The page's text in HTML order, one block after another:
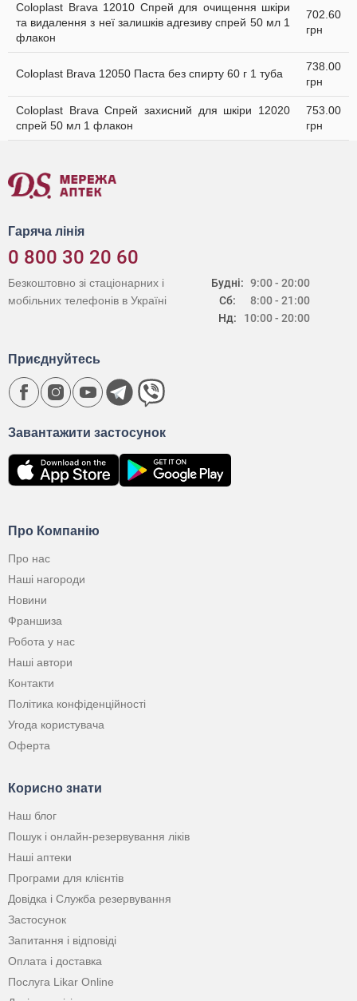
Coloplast Brava 12010 Cпрей для очищення шкіри
та видалення з неї залишків адгезиву спрей 50 мл 1
флакон
702.60
грн
Coloplast Brava 12050 Паста без спирту 60 г 1 туба
738.00
грн
Coloplast Brava Спрей захисний для шкіри 12020
спрей 50 мл 1 флакон
753.00
грн
Гаряча лінія
0 800 30 20 60
Будні:
Сб:
Нд:
9:00 - 20:00
8:00 - 21:00
10:00 - 20:00
Безкоштовно зі стаціонарних і
мобільних телефонів в Україні
Про Компанію
Про нас
Наші нагороди
Новини
Франшиза
Робота у нас
Наші автори
Контакти
Політика конфіденційності
Угода користувача
Оферта
Корисно знати
Наш блог
Пошук і онлайн-резервування ліків
Наші аптеки
Програми для клієнтів
Довідка і Служба резервування
Застосунок
Запитання і відповіді
Оплата і доставка
Послуга Likar Online
Завантажити застосунок
Приєднуйтесь